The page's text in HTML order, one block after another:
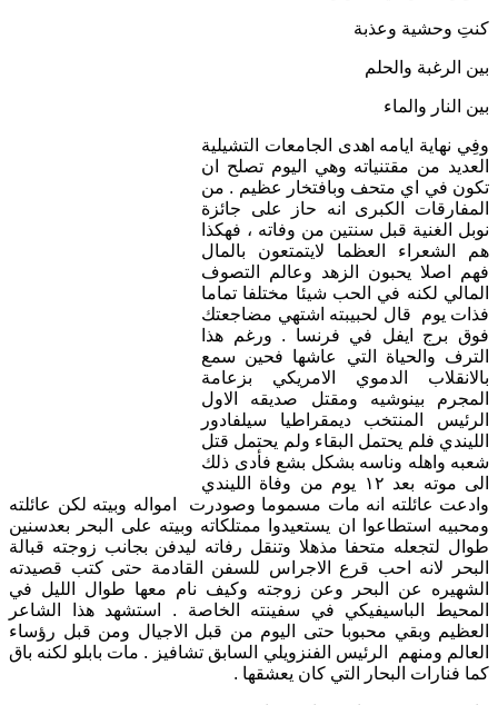
كنتِ وحشية وعذبة
بين الرغبة والحلم
بين النار والماء
وفِي نهاية ايامه اهدى الجامعات التشيلية
العديد من مقتنياته وهي اليوم تصلح ان
تكون في اي متحف وبافتخار عظيم . من
المفارقات الكبرى انه حاز على جائزة
نوبل الغنية قبل سنتين من وفاته ، فهكذا
هم الشعراء العظما لايتمتعون بالمال
فهم اصلا يحبون الزهد وعالم التصوف
المالي لكنه في الحب شيئا مختلفا تماما
فذات يوم قال لحبيبته اشتهي مضاجعتك
فوق برج ايفل في فرنسا . ورغم هذا
الترف والحياة التي عاشها فحين سمع
بالانقلاب الدموي الامريكي بزعامة
المجرم بينوشيه ومقتل صديقه الاول
الرئيس المنتخب ديمقراطيا سيلفادور
الليندي فلم يحتمل البقاء ولم يحتمل قتل
شعبه واهله وناسه بشكل بشع فأدى ذلك
الى موته بعد ١٢ يوم من وفاة الليندي
وادعت عائلته انه مات مسموما وصودرت امواله وبيته لكن عائلته
ومحبيه استطاعوا ان يستعيدوا ممتلكاته وبيته على البحر بعدسنين
طوال لتجعله متحفا مذهلا وتنقل رفاته ليدفن بجانب زوجته قبالة
البحر لانه احب قرع الاجراس للسفن القادمة حتى كتب قصيدته
الشهيره عن البحر وعن زوجته وكيف نام معها طوال الليل في
المحيط الباسيفيكي في سفينته الخاصة . استشهد هذا الشاعر
العظيم وبقي محبوبا حتى اليوم من قبل الاجيال ومن قبل رؤساء
العالم ومنهم الرئيس الفنزويلي السابق تشافيز . مات بابلو لكنه باق
كما فنارات البحار التي كان يعشقها .